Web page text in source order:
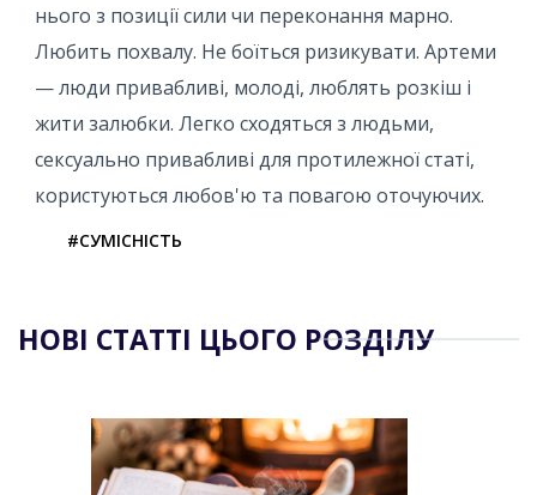
нього з позиції сили чи переконання марно.
Любить похвалу. Не боїться ризикувати. Артеми
— люди привабливі, молоді, люблять розкіш і
жити залюбки. Легко сходяться з людьми,
сексуально привабливі для протилежної статі,
користуються любов'ю та повагою оточуючих.
#СУМІСНІСТЬ
НОВІ СТАТТІ ЦЬОГО РОЗДІЛУ